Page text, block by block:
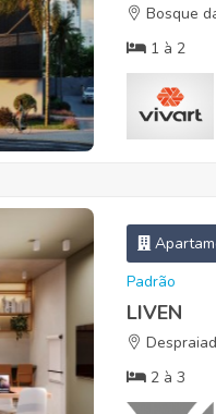
Bosque
1 à 2
Padrão
LIVEN
2 à3